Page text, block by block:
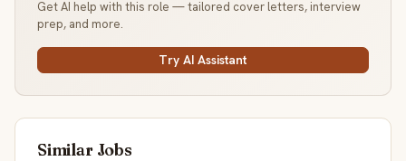
Get AI help with this role — tailored cover letters, interview
prep, and more.
Try AI Assistant
Similar Jobs